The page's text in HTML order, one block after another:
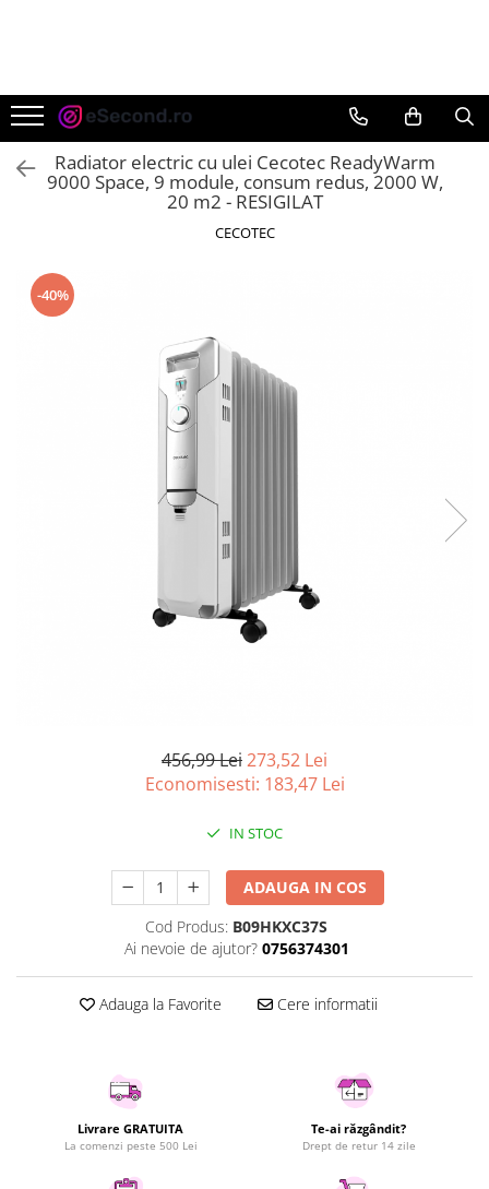
Auto Moto
Accesorii Auto
Anvelope & Jante
Echipamente pentru Atelier
Intretinere & Cosmetica auto
Moto
Reparatii si echipamente auto
Casa, Gradina & Bricolaj
Curatenie si intretinere
Iluminat & Electrice
Mobila Living & Dining
Scule electrice si unelte
Silicon, spume si solutii tehnice
Sisteme Incalzire
Textile si covoare
Uscatoare rufe
Accesorii tablete
Laptopuri si Accesorii
Telefoane Mobile & accesorii
Wearable & Gadgeturi
Radiator electric cu ulei Cecotec ReadyWarm
9000 Space, 9 module, consum redus, 2000 W,
20 m2 - RESIGILAT
CECOTEC
-40%
456,99 Lei273,52 Lei
Economisesti: 183,47 Lei
IN STOC
ADAUGA IN COS
Cod Produs: B09HKXC37S
Ai nevoie de ajutor? 0756374301
Adauga la Favorite Cere informatii
Livrare GRATUITA
La comenzi peste 500 Lei
Te-ai răzgândit?
Drept de retur 14 zile